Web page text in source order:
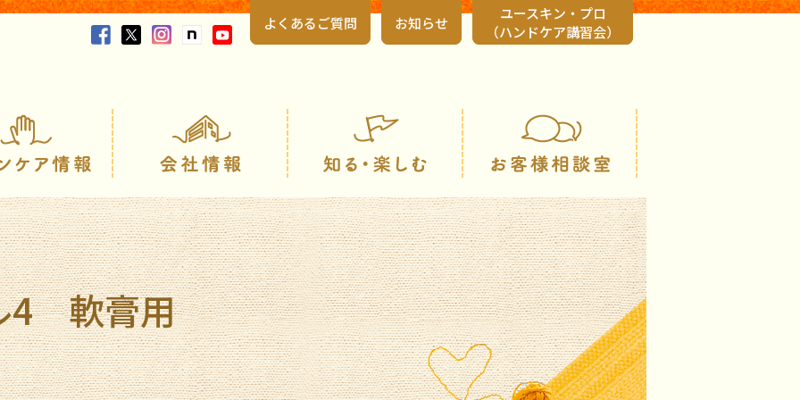
よくあるご質問 お知らせ
ユースキン・プロ
（ハンドケア講習会）
製品情報 スキンケア情報 会社情報
4 軟膏用